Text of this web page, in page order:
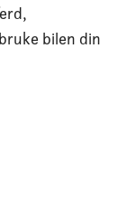
bilen din